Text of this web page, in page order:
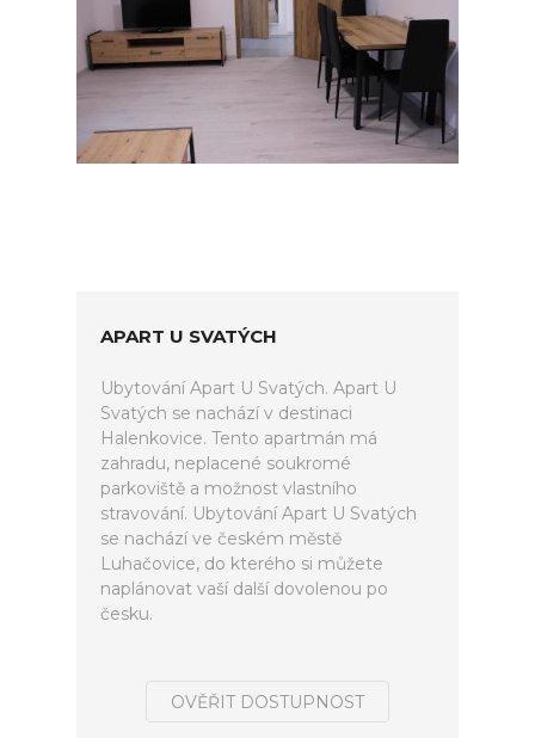
APART U SVATÝCH
Ubytování Apart U Svatých. Apart U
Svatých se nachází v destinaci
Halenkovice. Tento apartmán má
zahradu, neplacené soukromé
parkoviště a možnost vlastního
stravování. Ubytování Apart U Svatých
se nachází ve českém městě
Luhačovice, do kterého si můžete
naplánovat vaší další dovolenou po
česku.
OVĚŘIT DOSTUPNOST